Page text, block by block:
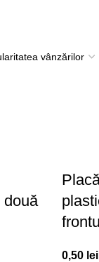
două
0,50 lei